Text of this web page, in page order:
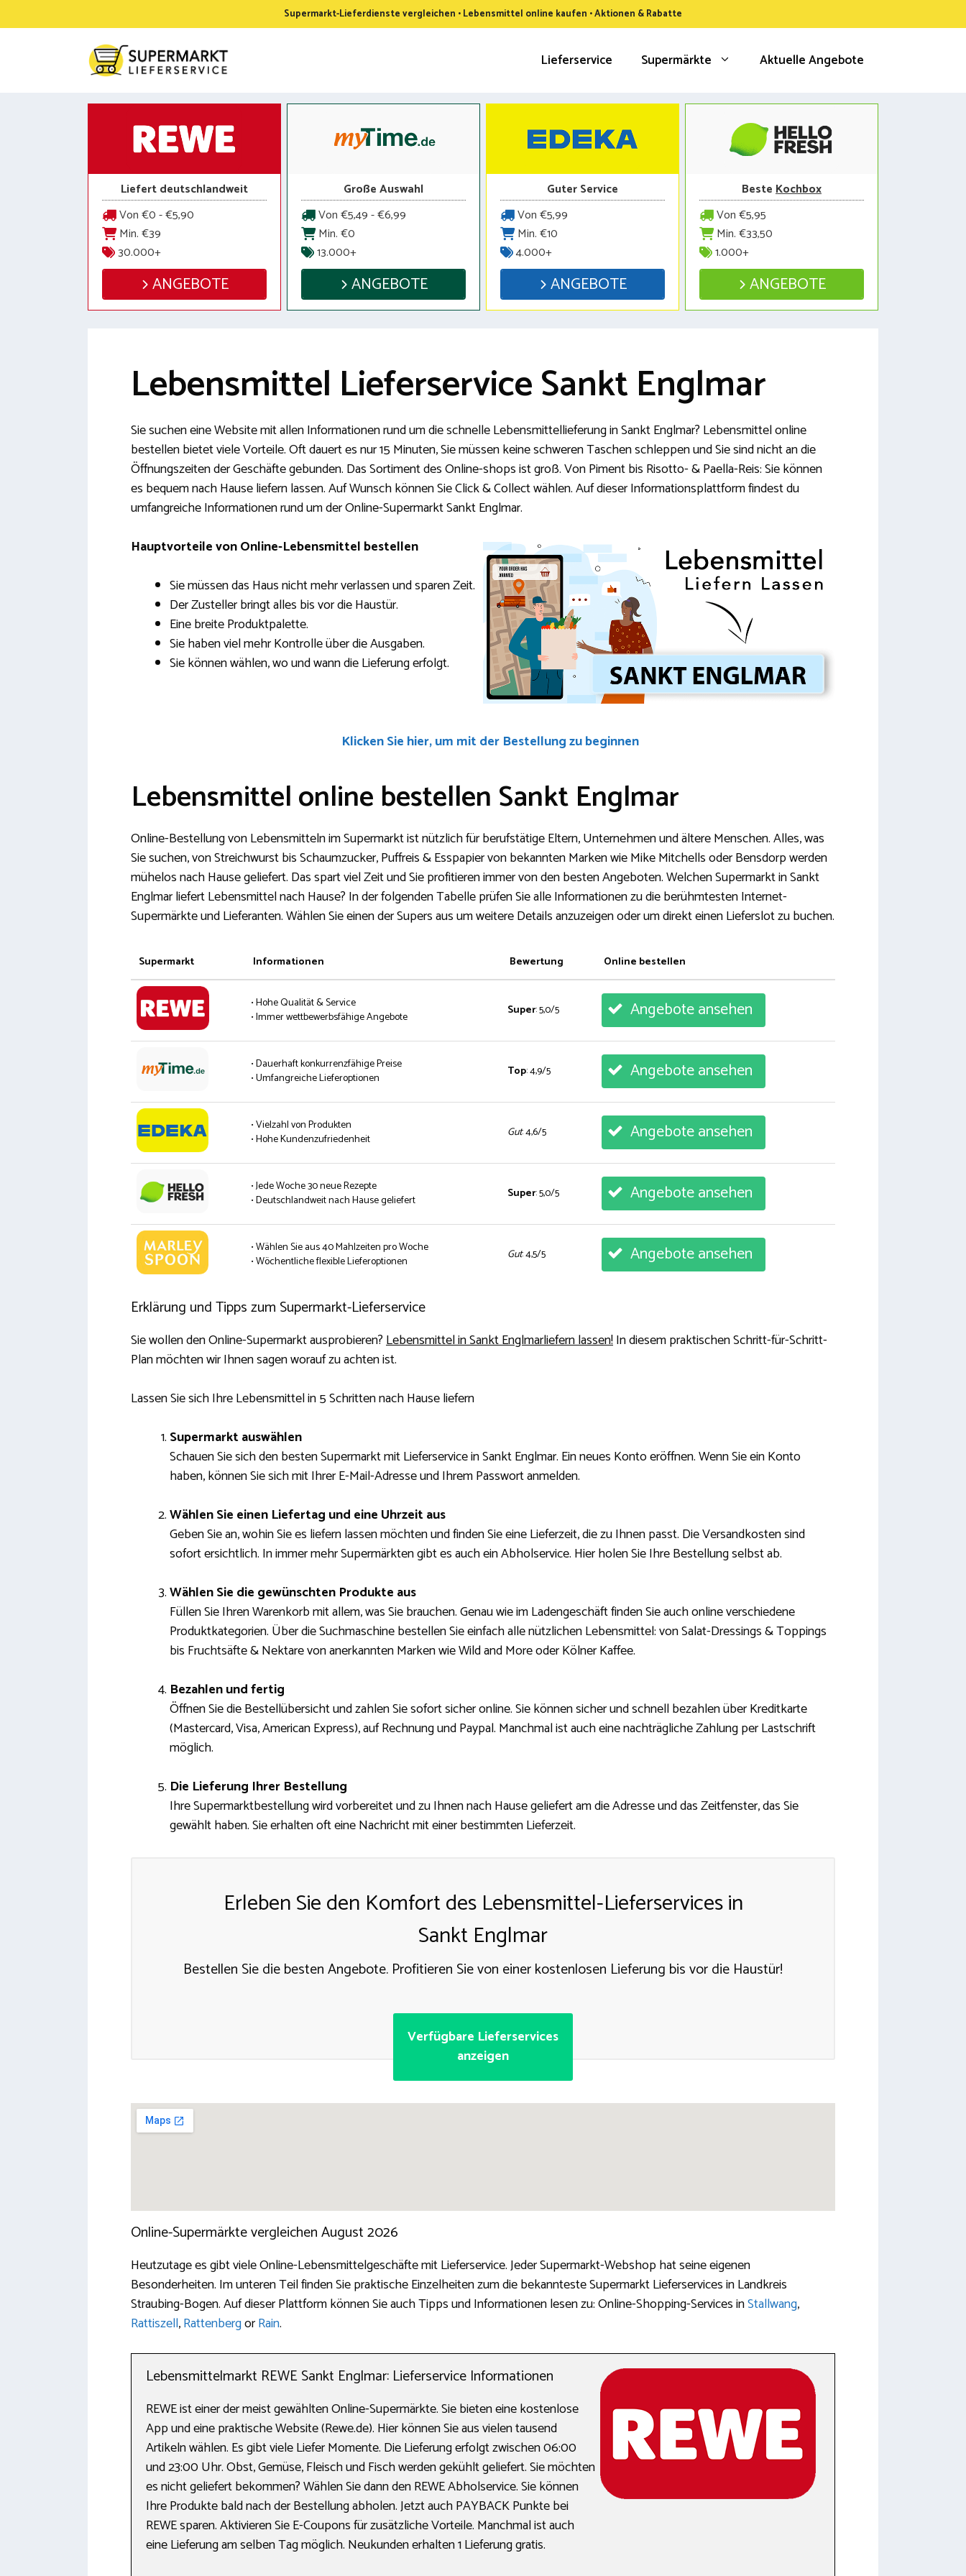
Inhalt
Supermarkt-Lieferdienste vergleichen • Lebensmittel online kaufen • Aktionen & Rabatte
Lieferservice Supermärkte Aktuelle Angebote
Liefert deutschlandweit
Von €0 - €5,90
Min. €39
30.000+
ANGEBOTE
Große Auswahl
Von €5,49 - €6,99
Min. €0
13.000+
ANGEBOTE
Guter Service
Von €5,99
Min. €10
4.000+
ANGEBOTE
BesteKochbox
Von €5,95
Min. €33,50
1.000+
ANGEBOTE
Lebensmittel Lieferservice Sankt Englmar
Sie suchen eine Website mit allen Informationen rund um die schnelle Lebensmittellieferung in Sankt Englmar? Lebensmittel online
bestellen bietet viele Vorteile. Oft dauert es nur 15 Minuten, Sie müssen keine schweren Taschen schleppen und Sie sind nicht an die
Öffnungszeiten der Geschäfte gebunden. Das Sortiment des Online-shops ist groß. Von Piment bis Risotto- & Paella-Reis: Sie können
es bequem nach Hause liefern lassen. Auf Wunsch können Sie Click & Collect wählen. Auf dieser Informationsplattform findest du
umfangreiche Informationen rund um der Online-Supermarkt Sankt Englmar.
Hauptvorteile von Online-Lebensmittel bestellen
Sie müssen das Haus nicht mehr verlassen und sparen Zeit.
Der Zusteller bringt alles bis vor die Haustür.
Eine breite Produktpalette.
Sie haben viel mehr Kontrolle über die Ausgaben.
Sie können wählen, wo und wann die Lieferung erfolgt.
Klicken Sie hier, um mit der Bestellung zu beginnen
Lebensmittel online bestellen Sankt Englmar
Online-Bestellung von Lebensmitteln im Supermarkt ist nützlich für berufstätige Eltern, Unternehmen und ältere Menschen. Alles, was
Sie suchen, von Streichwurst bis Schaumzucker, Puffreis & Esspapier von bekannten Marken wie Mike Mitchells oder Bensdorp werden
mühelos nach Hause geliefert. Das spart viel Zeit und Sie profitieren immer von den besten Angeboten. Welchen Supermarkt in Sankt
Englmar liefert Lebensmittel nach Hause? In der folgenden Tabelle prüfen Sie alle Informationen zu die berühmtesten Internet-
Supermärkte und Lieferanten. Wählen Sie einen der Supers aus um weitere Details anzuzeigen oder um direkt einen Lieferslot zu buchen.
Supermarkt Informationen Bewertung Online bestellen
• Hohe Qualität & Service
• Immer wettbewerbsfähige Angebote
Super: 5,0/5 Angebote ansehen
• Dauerhaft konkurrenzfähige Preise
• Umfangreiche Lieferoptionen
Top: 4,9/5 Angebote ansehen
• Vielzahl von Produkten
• Hohe Kundenzufriedenheit
Gut: 4,6/5 Angebote ansehen
• Jede Woche 30 neue Rezepte
• Deutschlandweit nach Hause geliefert
Super: 5,0/5 Angebote ansehen
• Wählen Sie aus 40 Mahlzeiten pro Woche
• Wöchentliche flexible Lieferoptionen
Gut: 4,5/5 Angebote ansehen
Erklärung und Tipps zum Supermarkt-Lieferservice
Sie wollen den Online-Supermarkt ausprobieren?Lebensmittel in Sankt Englmarliefern lassen!In diesem praktischen Schritt-für-Schritt-
Plan möchten wir Ihnen sagen worauf zu achten ist.
Lassen Sie sich Ihre Lebensmittel in 5 Schritten nach Hause liefern
Supermarkt auswählen
Schauen Sie sich den besten Supermarkt mit Lieferservice in Sankt Englmar. Ein neues Konto eröffnen. Wenn Sie ein Konto
haben, können Sie sich mit Ihrer E-Mail-Adresse und Ihrem Passwort anmelden.
Wählen Sie einen Liefertag und eine Uhrzeit aus
Geben Sie an, wohin Sie es liefern lassen möchten und finden Sie eine Lieferzeit, die zu Ihnen passt. Die Versandkosten sind
sofort ersichtlich. In immer mehr Supermärkten gibt es auch ein Abholservice. Hier holen Sie Ihre Bestellung selbst ab.
Wählen Sie die gewünschten Produkte aus
Füllen Sie Ihren Warenkorb mit allem, was Sie brauchen. Genau wie im Ladengeschäft finden Sie auch online verschiedene
Produktkategorien. Über die Suchmaschine bestellen Sie einfach alle nützlichen Lebensmittel: von Salat-Dressings & Toppings
bis Fruchtsäfte & Nektare von anerkannten Marken wie Wild and More oder Kölner Kaffee.
Bezahlen und fertig
Öffnen Sie die Bestellübersicht und zahlen Sie sofort sicher online. Sie können sicher und schnell bezahlen über Kreditkarte
(Mastercard, Visa, American Express), auf Rechnung und Paypal. Manchmal ist auch eine nachträgliche Zahlung per Lastschrift
möglich.
Die Lieferung Ihrer Bestellung
Ihre Supermarktbestellung wird vorbereitet und zu Ihnen nach Hause geliefert am die Adresse und das Zeitfenster, das Sie
gewählt haben. Sie erhalten oft eine Nachricht mit einer bestimmten Lieferzeit.
Erleben Sie den Komfort des Lebensmittel-Lieferservices in
Sankt Englmar
Bestellen Sie die besten Angebote. Profitieren Sie von einer kostenlosen Lieferung bis vor die Haustür!
Verfügbare Lieferservices
anzeigen
Online-Supermärkte vergleichen August 2026
Heutzutage es gibt viele Online-Lebensmittelgeschäfte mit Lieferservice. Jeder Supermarkt-Webshop hat seine eigenen
Besonderheiten. Im unteren Teil finden Sie praktische Einzelheiten zum die bekannteste Supermarkt Lieferservices in Landkreis
Straubing-Bogen. Auf dieser Plattform können Sie auch Tipps und Informationen lesen zu: Online-Shopping-Services inStallwang,
Rattiszell,RattenbergorRain.
Lebensmittelmarkt REWE Sankt Englmar: Lieferservice Informationen
REWE ist einer der meist gewählten Online-Supermärkte. Sie bieten eine kostenlose
App und eine praktische Website (Rewe.de). Hier können Sie aus vielen tausend
Artikeln wählen. Es gibt viele Liefer Momente. Die Lieferung erfolgt zwischen 06:00
und 23:00 Uhr. Obst, Gemüse, Fleisch und Fisch werden gekühlt geliefert. Sie möchten
es nicht geliefert bekommen? Wählen Sie dann den REWE Abholservice. Sie können
Ihre Produkte bald nach der Bestellung abholen. Jetzt auch PAYBACK Punkte bei
REWE sparen. Aktivieren Sie E-Coupons für zusätzliche Vorteile. Manchmal ist auch
eine Lieferung am selben Tag möglich. Neukunden erhalten 1 Lieferung gratis.